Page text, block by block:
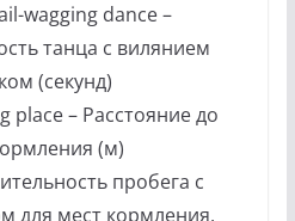
wagging dance –
танца с вилянием
(секунд)
place – Расстояние до
(м)
пробега с
для мест кормления,